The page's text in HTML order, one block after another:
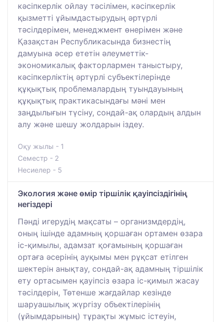
кәсіпкерлік ойлау тәсілімен, кәсіпкерлік
қызметті ұйымдастырудың әртүрлі
тәсілдерімен, менеджмент өнерімен және
Қазақстан Республикасында бизнестің
дамуына әсер ететін әлеуметтік-
экономикалық факторлармен таныстыру,
кәсіпкерліктің әртүрлі субъектілерінде
құқықтық проблемалардың туындауының
құқықтық практикасындағы мәні мен
заңдылығын түсіну, сондай-ақ олардың алдын
алу және шешу жолдарын іздеу.
Оқу жылы - 1
Семестр - 2
Несиелер - 5
Экология және өмір тіршілік қауіпсіздігінің
негіздері
Пәнді игерудің мақсаты – организмдердің,
оның ішінде адамның қоршаған ортамен өзара
іс-қимылы, адамзат қоғамының қоршаған
ортаға әсерінің ауқымы мен рұқсат етілген
шектерін анықтау, сондай-ақ адамның тіршілік
ету ортасымен қауіпсіз өзара іс-қимыл жасау
тәсілдерін, Төтенше жағдайлар кезінде
шаруашылық жүргізу объектілерінің
(ұйымдарының) тұрақты жұмыс істеуін,